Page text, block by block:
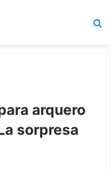
arquero
sorpresa